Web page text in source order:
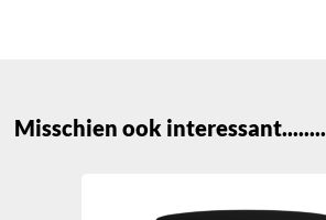
Misschien ook interessant........